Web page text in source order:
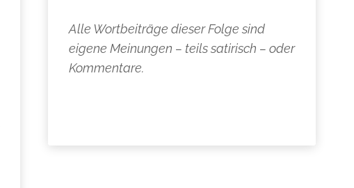
Alle Wortbeiträge dieser Folge sind
eigene Meinungen – teils satirisch – oder
Kommentare.